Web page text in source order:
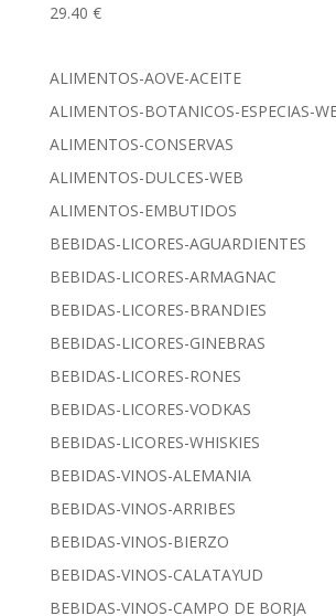
29.40 €
ALIMENTOS-AOVE-ACEITE
ALIMENTOS-BOTANICOS-ESPECIAS-
ALIMENTOS-CONSERVAS
ALIMENTOS-DULCES-WEB
ALIMENTOS-EMBUTIDOS
BEBIDAS-LICORES-AGUARDIENTES
BEBIDAS-LICORES-ARMAGNAC
BEBIDAS-LICORES-BRANDIES
BEBIDAS-LICORES-GINEBRAS
BEBIDAS-LICORES-RONES
BEBIDAS-LICORES-VODKAS
BEBIDAS-LICORES-WHISKIES
BEBIDAS-VINOS-ALEMANIA
BEBIDAS-VINOS-ARRIBES
BEBIDAS-VINOS-BIERZO
BEBIDAS-VINOS-CALATAYUD
BEBIDAS-VINOS-CAMPO DE BORJA